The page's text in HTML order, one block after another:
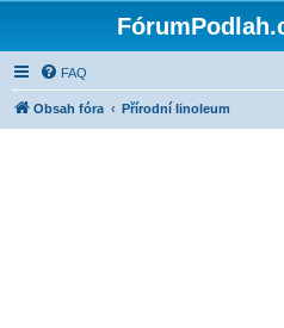
FAQ
Obsah fóra Přírodní linoleum